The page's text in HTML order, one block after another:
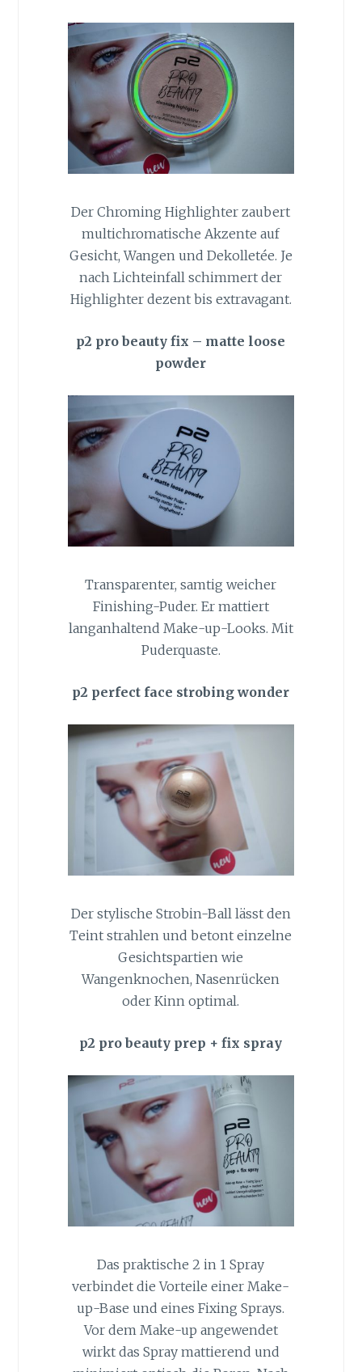
Der Chroming Highlighter zaubert
multichromatische Akzente auf
Gesicht, Wangen und Dekolletée. Je
nach Lichteinfall schimmert der
Highlighter dezent bis extravagant.
p2 pro beauty fix – matte loose
powder
Transparenter, samtig weicher
Finishing-Puder. Er mattiert
langanhaltend Make-up-Looks. Mit
Puderquaste.
p2 perfect face strobing wonder
Der stylische Strobin-Ball lässt den
Teint strahlen und betont einzelne
Gesichtspartien wie
Wangenknochen, Nasenrücken
oder Kinn optimal.
p2 pro beauty prep + fix spray
Das praktische 2 in 1 Spray
verbindet die Vorteile einer Make-
up-Base und eines Fixing Sprays.
Vor dem Make-up angewendet
wirkt das Spray mattierend und